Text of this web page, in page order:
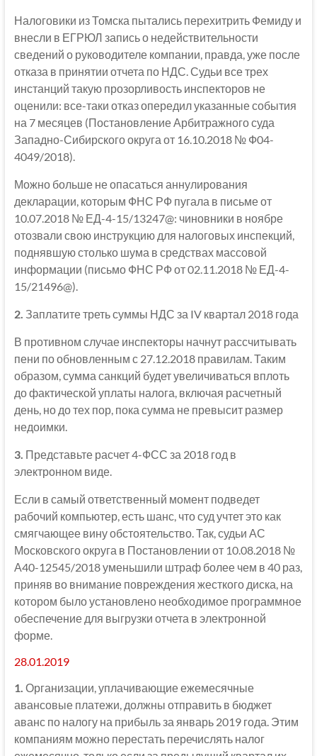
Налоговики из Томска пытались перехитрить Фемиду и
внесли в ЕГРЮЛ запись о недействительности
сведений о руководителе компании, правда, уже после
отказа в принятии отчета по НДС. Судьи все трех
инстанций такую прозорливость инспекторов не
оценили: все-таки отказ опередил указанные события
на 7 месяцев (Постановление Арбитражного суда
Западно-Сибирского округа от 16.10.2018 № Ф04-
4049/2018).
Можно больше не опасаться аннулирования
декларации, которым ФНС РФ пугала в письме от
10.07.2018 № ЕД-4-15/13247@: чиновники в ноябре
отозвали свою инструкцию для налоговых инспекций,
поднявшую столько шума в средствах массовой
информации (письмо ФНС РФ от 02.11.2018 № ЕД-4-
15/21496@).
2. Заплатите треть суммы НДС за IV квартал 2018 года
В противном случае инспекторы начнут рассчитывать
пени по обновленным с 27.12.2018 правилам. Таким
образом, сумма санкций будет увеличиваться вплоть
до фактической уплаты налога, включая расчетный
день, но до тех пор, пока сумма не превысит размер
недоимки.
3. Представьте расчет 4-ФСС за 2018 год в
электронном виде.
Если в самый ответственный момент подведет
рабочий компьютер, есть шанс, что суд учтет это как
смягчающее вину обстоятельство. Так, судьи АС
Московского округа в Постановлении от 10.08.2018 №
А40-12545/2018 уменьшили штраф более чем в 40 раз,
приняв во внимание повреждения жесткого диска, на
котором было установлено необходимое программное
обеспечение для выгрузки отчета в электронной
форме.
28.01.2019
1. Организации, уплачивающие ежемесячные
авансовые платежи, должны отправить в бюджет
аванс по налогу на прибыль за январь 2019 года. Этим
компаниям можно перестать перечислять налог